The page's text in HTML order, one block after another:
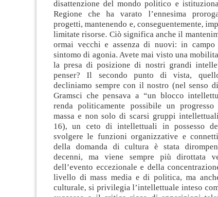
disattenzione del mondo politico e
Regione che ha varato l’ennesima
progetti, mantenendo e, conseguentemente,
limitate risorse. Ciò significa anche il
ormai vecchi e assenza di nuovi: in
sintomo di agonia. Avete mai visto una
la presa di posizione di nostri grandi
penser? Il secondo punto di vista,
decliniamo sempre con il nostro (nel senso
Gramsci che pensava a “un blocco
renda politicamente possibile un
massa e non solo di scarsi gruppi
16), un ceto di intellettuali in possesso
svolgere le funzioni organizzative e
della domanda di cultura è stata
decenni, ma viene sempre più dirottata
dell’evento eccezionale e della
livello di mass media e di politica, ma
culturale, si privilegia l’intellettuale inteso